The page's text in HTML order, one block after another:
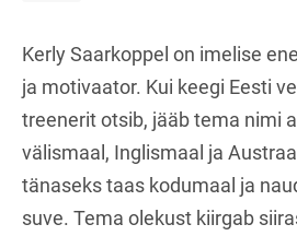
Kerly Saarkoppel on imelise
ja motivaator. Kui keegi Eesti
treenerit otsib, jääb tema nimi
välismaal, Inglismaal ja
tänaseks taas kodumaal ja
suve. Tema olekust kiirgab